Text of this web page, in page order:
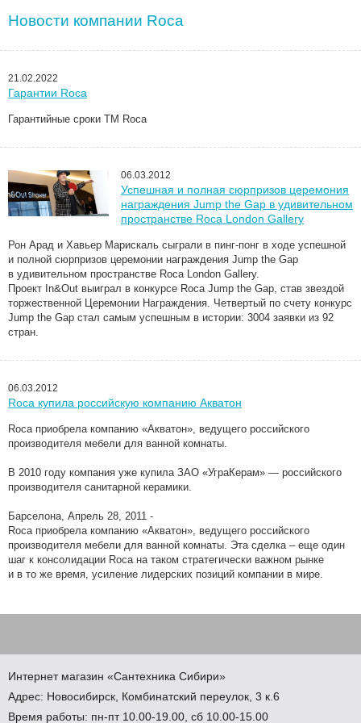
Новости компании Roca
21.02.2022
Гарантии Roca
Гарантийные сроки ТМ Roca
06.03.2012
Успешная и полная сюрпризов церемония
награждения Jump the Gap в удивительном
пространстве Roca London Gallery
Рон Арад и Хавьер Марискаль сыграли в пинг-понг в ходе успешной
и полной сюрпризов церемонии награждения Jump the Gap
в удивительном пространстве Roca London Gallery.
Проект In&Out выиграл в конкурсе Roca Jump the Gap, став звездой
торжественной Церемонии Награждения. Четвертый по счету конкурс
Jump the Gap стал самым успешным в истории: 3004 заявки из 92
стран.
06.03.2012
Roca купила российскую компанию Акватон
Roca приобрела компанию «Акватон», ведущего российского
производителя мебели для ванной комнаты.
В 2010 году компания уже купила ЗАО «УграКерам» — российского
производителя санитарной керамики.
Барселона, Апрель 28, 2011 -
Roca приобрела компанию «Акватон», ведущего российского
производителя мебели для ванной комнаты. Эта сделка – еще один
шаг к консолидации Roca на таком стратегически важном рынке
и в то же время, усиление лидерских позиций компании в мире.
Интернет магазин «Сантехника Сибири»
Адрес: Новосибирск Комбинатский переулок, 3 к.6
Время работы: пн-пт 10.00-19.00, сб 10.00-15.00